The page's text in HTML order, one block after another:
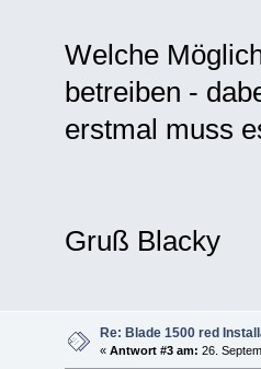
Welche
betreiben -
erstmal muss
Gruß Blacky
Re: Blade 1500 red
« Antwort #3 am: 26.